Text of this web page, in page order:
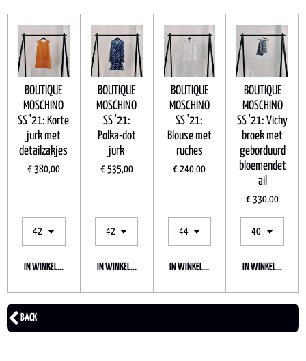
BOUTIQUE
MOSCHINO
SS '21: Korte
jurk met
detailzakjes
€ 380,00
IN WINKELWAGEN
BOUTIQUE
MOSCHINO
SS '21:
Polka-dot
jurk
€ 535,00
IN WINKELWAGEN
BOUTIQUE
MOSCHINO
SS '21:
Blouse met
ruches
€ 240,00
IN WINKELWAGEN
BOUTIQUE
MOSCHINO
SS '21: Vichy
broek met
geborduurd
bloemendet
ail
€ 330,00
IN WINKELWAGEN
BACK